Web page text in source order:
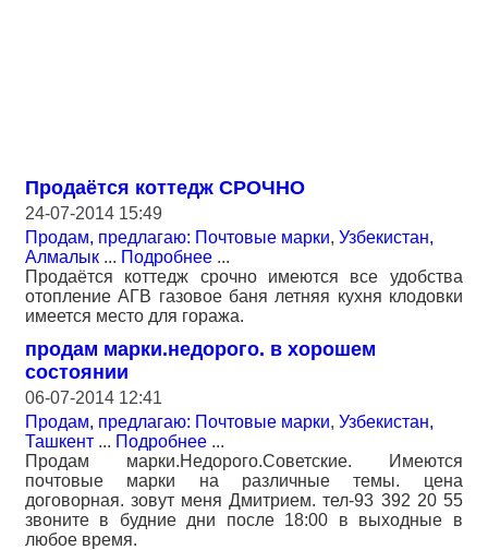
Продаётся коттедж СРОЧНО
24-07-2014 15:49
Продам, предлагаю: Почтовые марки, Узбекистан,
Алмалык ... Подробнее ...
Продаётся коттедж срочно имеются все удобства
отопление АГВ газовое баня летняя кухня клодовки
имеется место для гоража.
продам марки.недорого. в хорошем
состоянии
06-07-2014 12:41
Продам, предлагаю: Почтовые марки, Узбекистан,
Ташкент ... Подробнее ...
Продам марки.Недорого.Советские. Имеются
почтовые марки на различные темы. цена
договорная. зовут меня Дмитрием. тел-93 392 20 55
звоните в будние дни после 18:00 в выходные в
любое время.